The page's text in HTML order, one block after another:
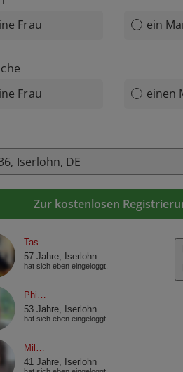
Frau
ein
Frau
einen
Zur kostenlosen